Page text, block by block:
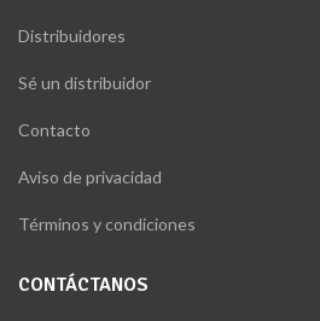
Distribuidores
Sé un distribuidor
Contacto
Aviso de privacidad
Términos y condiciones
CONTÁCTANOS